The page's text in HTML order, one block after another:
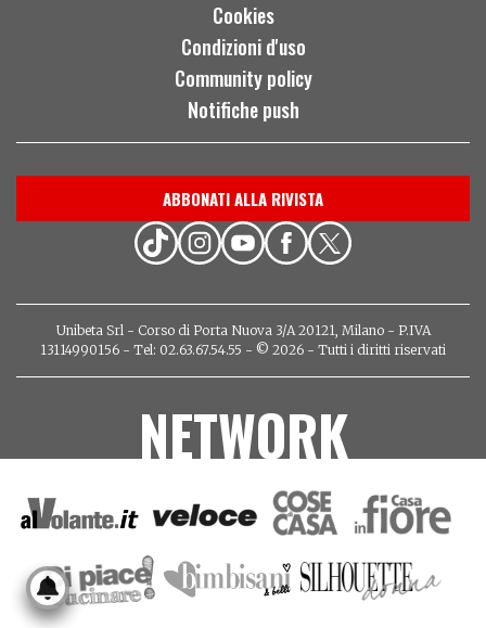
Cookies
Condizioni d'uso
Community policy
Notifiche push
ABBONATI ALLA RIVISTA
Unibeta Srl - Corso di Porta Nuova 3/A 20121, Milano - P.IVA
13114990156 - Tel: 02.63.67.54.55 - © 2026 - Tutti i diritti riservati
NETWORK